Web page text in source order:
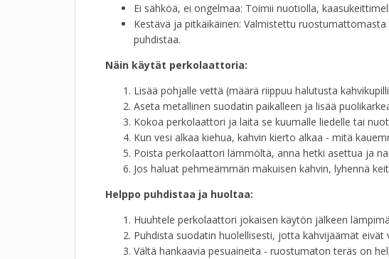
Ei sähköä, ei ongelmaa: Toimii nuotiolla,
Kestävä ja pitkäikäinen: Valmistettu
puhdistaa.
Näin käytät perkolaattoria:
Lisää pohjalle vettä (määrä riippuu halutusta
Aseta metallinen suodatin paikalleen ja lisää
Kokoa perkolaattori ja laita se kuumalle liedelle tai
Kun vesi alkaa kiehua, kahvin kierto alkaa - mitä
Poista perkolaattori lämmöltä, anna hetki asettua ja
Jos haluat pehmeämmän makuisen kahvin, lyhennä
Helppo puhdistaa ja huoltaa:
Huuhtele perkolaattori jokaisen käytön jälkeen
Puhdista suodatin huolellisesti, jotta kahvijäämät eivät
Vältä hankaavia pesuaineita - ruostumaton teräs on